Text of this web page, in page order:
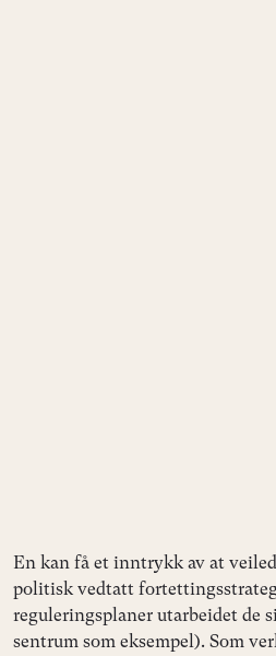
En kan få et inntrykk av at
politisk vedtatt
reguleringsplaner utarbeidet de
sentrum som eksempel). Som